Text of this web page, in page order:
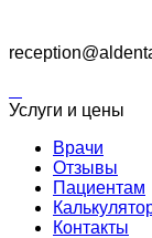
Услуги и цены
Врачи
Отзывы
Пациентам
Контакты